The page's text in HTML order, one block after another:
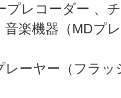
プレコーダー 、
音楽機器（MDプ
レーヤー（フラ